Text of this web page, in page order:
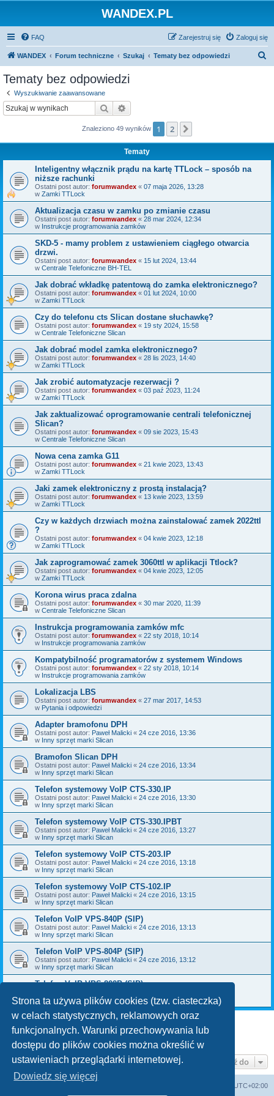
Strona ta używa plików cookies (tzw. ciasteczka)
w celach statystycznych, reklamowych oraz
funkcjonalnych. Warunki przechowywania lub
dostępu do plików cookies można określić w
ustawieniach przeglądarki internetowej.
Dowiedz się więcej
WANDEX.PL
FAQ Zaloguj się
Zarejestruj się
WANDEX Forum techniczne Szukaj Tematy bez odpowiedzi
Tematy bez odpowiedzi
Wyszukiwanie zaawansowane
Szukaj
Znaleziono 49 wyników 1 2
Tematy
Inteligentny włącznik prądu na kartę TTLock – sposób na
niższe rachunki
Ostatni post autor: forumwandex « 07 maja 2026, 13:28
w Zamki TTLock
Aktualizacja czasu w zamku po zmianie czasu
Ostatni post autor: forumwandex « 28 mar 2024, 12:34
w Instrukcje programowania zamków
SKD-5 - mamy problem z ustawieniem ciągłego otwarcia
drzwi.
Ostatni post autor: forumwandex « 15 lut 2024, 13:44
w Centrale Telefoniczne BH-TEL
Jak dobrać wkładkę patentową do zamka elektronicznego?
Ostatni post autor: forumwandex « 01 lut 2024, 10:00
w Zamki TTLock
Czy do telefonu cts Slican dostane słuchawkę?
Ostatni post autor: forumwandex « 19 sty 2024, 15:58
w Centrale Telefoniczne Slican
Jak dobrać model zamka elektronicznego?
Ostatni post autor: forumwandex « 28 lis 2023, 14:40
w Zamki TTLock
Jak zrobić automatyzacje rezerwacji ?
Ostatni post autor: forumwandex « 03 paź 2023, 11:24
w Zamki TTLock
Jak zaktualizować oprogramowanie centrali telefonicznej
Slican?
Ostatni post autor: forumwandex « 09 sie 2023, 15:43
w Centrale Telefoniczne Slican
Nowa cena zamka G11
Ostatni post autor: forumwandex « 21 kwie 2023, 13:43
w Zamki TTLock
Jaki zamek elektroniczny z prostą instalacją?
Ostatni post autor: forumwandex « 13 kwie 2023, 13:59
w Zamki TTLock
Czy w każdych drzwiach można zainstalować zamek 2022ttl
?
Ostatni post autor: forumwandex « 04 kwie 2023, 12:18
w Zamki TTLock
Jak zaprogramować zamek 3060ttl w aplikacji Ttlock?
Ostatni post autor: forumwandex « 04 kwie 2023, 12:05
w Zamki TTLock
Korona wirus praca zdalna
Ostatni post autor: forumwandex « 30 mar 2020, 11:39
w Centrale Telefoniczne Slican
Instrukcja programowania zamków mfc
Ostatni post autor: forumwandex « 22 sty 2018, 10:14
w Instrukcje programowania zamków
Kompatybilność programatorów z systemem Windows
Ostatni post autor: forumwandex « 22 sty 2018, 10:14
w Instrukcje programowania zamków
Lokalizacja LBS
Ostatni post autor: forumwandex « 27 mar 2017, 14:53
w Pytania i odpowiedzi
Adapter bramofonu DPH
Ostatni post autor: Paweł Malicki « 24 cze 2016, 13:36
w Inny sprzęt marki Slican
Bramofon Slican DPH
Ostatni post autor: Paweł Malicki « 24 cze 2016, 13:34
w Inny sprzęt marki Slican
Telefon systemowy VoIP CTS-330.IP
Ostatni post autor: Paweł Malicki « 24 cze 2016, 13:30
w Inny sprzęt marki Slican
Telefon systemowy VoIP CTS-330.IPBT
Ostatni post autor: Paweł Malicki « 24 cze 2016, 13:27
w Inny sprzęt marki Slican
Telefon systemowy VoIP CTS-203.IP
Ostatni post autor: Paweł Malicki « 24 cze 2016, 13:18
w Inny sprzęt marki Slican
Telefon systemowy VoIP CTS-102.IP
Ostatni post autor: Paweł Malicki « 24 cze 2016, 13:15
w Inny sprzęt marki Slican
Telefon VoIP VPS-840P (SIP)
Ostatni post autor: Paweł Malicki « 24 cze 2016, 13:13
w Inny sprzęt marki Slican
Telefon VoIP VPS-804P (SIP)
Ostatni post autor: Paweł Malicki « 24 cze 2016, 13:12
w Inny sprzęt marki Slican
Telefon VoIP VPS-802P (SIP)
w Inny sprzęt marki Slican
Znaleziono 49 wyników
Przejdź do
UTC+02:00